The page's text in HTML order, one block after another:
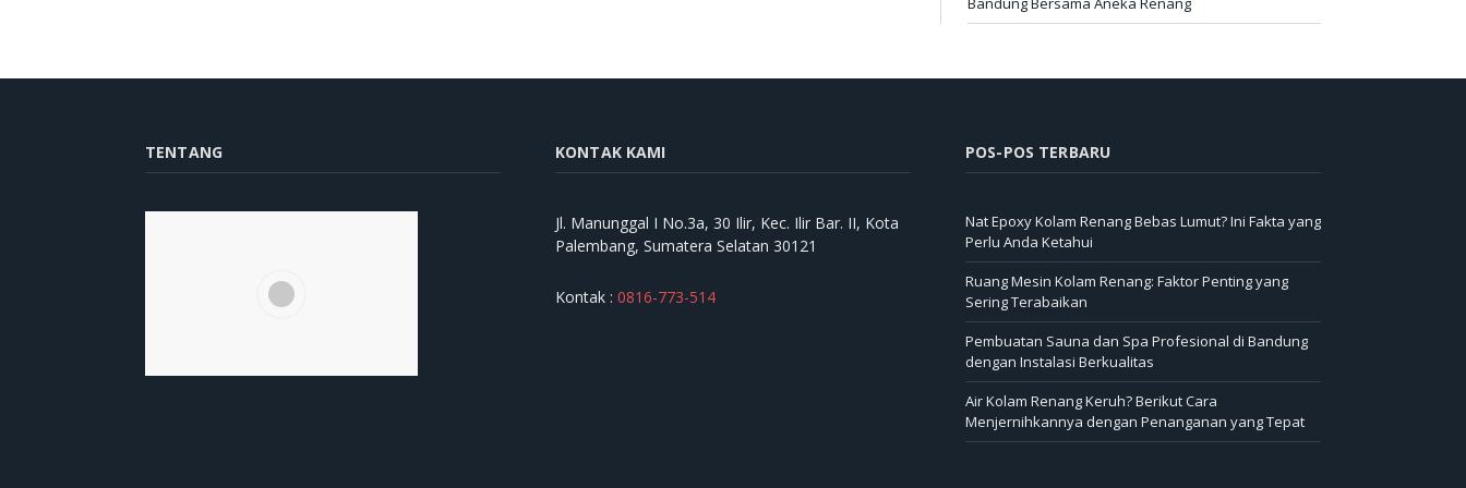
TENTANG KONTAK KAMI
Jl. Manunggal I No.3a, 30 Ilir, Kec. Ilir Bar. II, Kota
Palembang, Sumatera Selatan 30121
Kontak : 0816-773-514
POS-POS TERBARU
Nat Epoxy Kolam Renang Bebas Lumut? Ini Fakta yang
Perlu Anda Ketahui
Ruang Mesin Kolam Renang: Faktor Penting yang
Sering Terabaikan
Pembuatan Sauna dan Spa Profesional di Bandung
dengan Instalasi Berkualitas
Air Kolam Renang Keruh? Berikut Cara
Menjernihkannya dengan Penanganan yang Tepat